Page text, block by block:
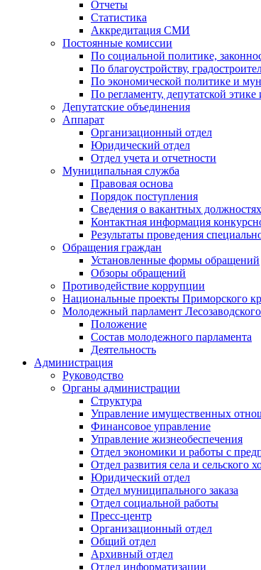
Отчеты
Статистика
Аккредитация СМИ
Постоянные комиссии
По социальной политике,
По благоустройству,
По экономической политике и
По регламенту, депутатской
Депутатские объединения
Аппарат
Организационный отдел
Юридический отдел
Отдел учета и отчетности
Муниципальная служба
Правовая основа
Порядок поступления
Сведения о вакантных
Контактная информация
Результаты проведения
Обращения граждан
Установленные формы обращений
Обзоры обращений
Противодействие коррупции
Национальные проекты Приморского
Молодежный парламент Лесозаводского
Положение
Состав молодежного парламента
Деятельность
Администрация
Руководство
Органы администрации
Структура
Управление имущественных
Финансовое управление
Управление жизнеобеспечения
Отдел экономики и работы с
Отдел развития села и сельского
Юридический отдел
Отдел муниципального заказа
Отдел социальной работы
Пресс-центр
Организационный отдел
Общий отдел
Архивный отдел
Отдел информатизации